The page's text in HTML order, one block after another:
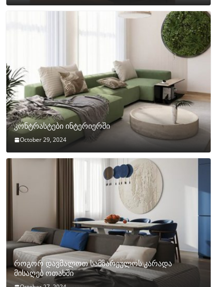
კონტრასტები ინტერიერში
October 29, 2024
როგორ დავმალოთ სამზარეულოს კარადა
მისაღებ ოთახში